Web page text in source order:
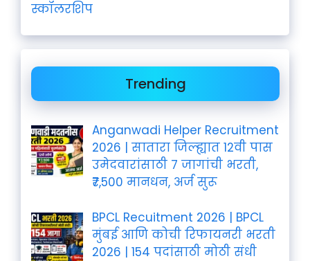
स्कॉलरशिप
Trending
Anganwadi Helper Recruitment
2026 | सातारा जिल्ह्यात 12वी पास
उमेदवारांसाठी 7 जागांची भरती,
₹7,500 मानधन, अर्ज सुरू
BPCL Recuitment 2026 | BPCL
मुंबई आणि कोची रिफायनरी भरती
2026 | 154 पदांसाठी मोठी संधी